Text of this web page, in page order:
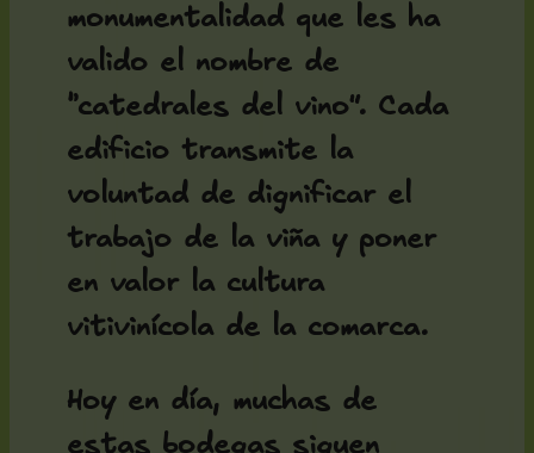
monumentalidad que les ha
valido el nombre de
“catedrales del vino”. Cada
edificio transmite la
voluntad de dignificar el
trabajo de la viña y poner
en valor la cultura
vitivinícola de la comarca.
Hoy en día, muchas de
estas bodegas siguen